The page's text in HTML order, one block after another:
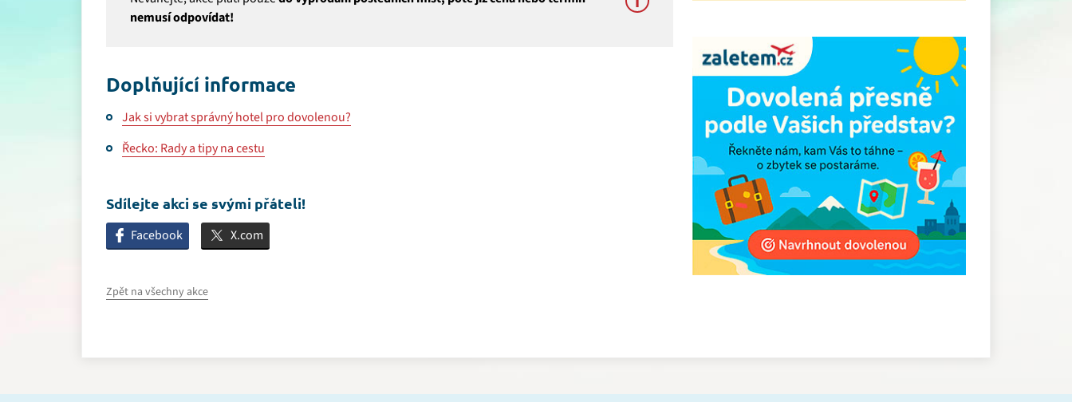
nemusí odpovídat!
Doplňující informace
Jak si vybrat správný hotel pro dovolenou?
Řecko: Rady a tipy na cestu
Sdílejte akci se svými přáteli!
Facebook X.com
Zpět na všechny akce